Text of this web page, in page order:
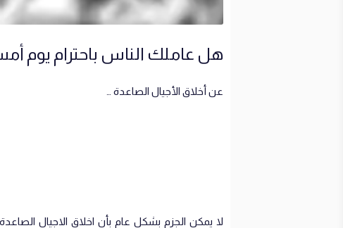
هل عاملك الناس باحترام يوم
عن أخلاق الأجيال الصاعدة …
لا يمكن الجزم بشكل عام بأن اخلاق الاجيال